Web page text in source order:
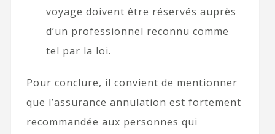
voyage doivent être réservés auprès
d’un professionnel reconnu comme
tel par la loi.
Pour conclure, il convient de mentionner
que l’assurance annulation est fortement
recommandée aux personnes qui